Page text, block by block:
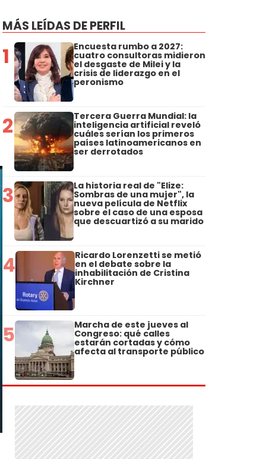
MÁS LEÍDAS DE PERFIL
1 Encuesta rumbo a 2027:
cuatro consultoras midieron
el desgaste de Milei y la
crisis de liderazgo en el
peronismo
2 Tercera Guerra Mundial: la
inteligencia artificial reveló
cuáles serían los primeros
países latinoamericanos en
ser derrotados
3 La historia real de "Elize:
Sombras de una mujer", la
nueva película de Netflix
sobre el caso de una esposa
que descuartizó a su marido
4 Ricardo Lorenzetti se metió
en el debate sobre la
inhabilitación de Cristina
Kirchner
5 Marcha de este jueves al
Congreso: qué calles
estarán cortadas y cómo
afecta al transporte público